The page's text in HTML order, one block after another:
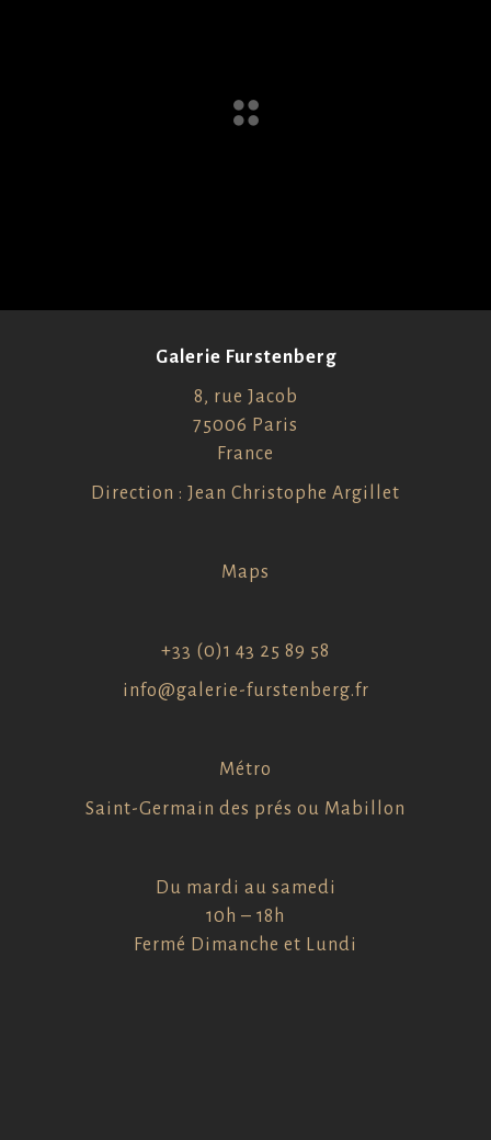
Galerie Furstenberg
8, rue Jacob
75006 Paris
France
Direction : Jean Christophe Argillet
Maps
+33 (0)1 43 25 89 58
info@galerie-furstenberg.fr
Métro
Saint-Germain des prés ou Mabillon
Du mardi au samedi
10h – 18h
Fermé Dimanche et Lundi